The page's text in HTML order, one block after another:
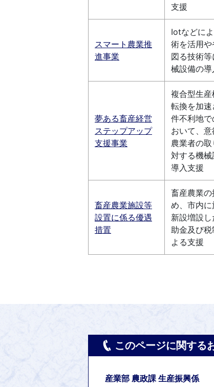
支援
スマート農業推
進事業
Iotなどに
術を活用
図る技術
械設備の導
夢ある畜産経営
ステップアップ
支援事業
複合型生
転換を加
件不利地で
おいて、意
農業者の取
対する機
導入支援
畜産農業施設等
設置に係る優遇
措置
畜産農業の
め、市内
新設増設
助金及び税
よる支援
このページに関する
産業部 農政課 生産振興係